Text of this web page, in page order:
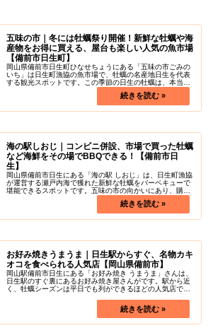
五味の市｜冬には牡蠣祭り開催！新鮮な牡蠣や海
産物をお得に買える、屋台も楽しい人気の魚市場
【備前市日生町】
岡山県備前市日生町ひなせちょうにある「五味の市ごみの
いち」は日生町漁協の魚市場で、牡蠣の名産地日生を代表
する観光スポットです。この季節の日生の牡蠣は、本当に
身がプリプリで味も濃厚で、口の中に広がる牡蠣の旨みは
最高です！牡蠣のシーズン（11月...
海の駅しおじ｜コンビニ併設、市場で買った牡蠣
など海鮮をその場でBBQできる！【備前市日
生】
岡山県備前市日生にある「海の駅 しおじ」は、日生町漁協
が運営する瀬戸内海で獲れた新鮮な牡蠣をバーベキューで
堪能できるスポットです。五味の市の向かいにあり、購入
した海の幸をその場でBBQできる贅沢な時間を体験できま
お好み焼きうまうま｜日生駅からすぐ、名物カキ
オコを食べられる人気店【岡山県備前市】
岡山駅備前市日生にある「お好み焼き うまうま」さんは、
日生駅のすぐ裏にあるお好み焼き屋さんがです。駅から近
く、牡蠣シーズンは平日でも列ができるほどの人気店で
カキオコが食べられます。お好み焼...